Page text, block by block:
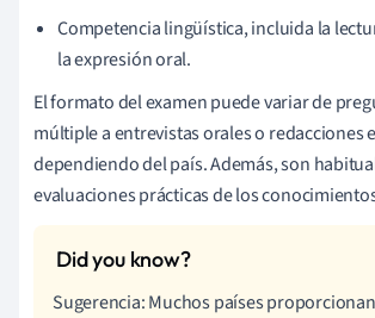
Competencia lingüística, incluida la
la expresión oral.
El formato del examen puede variar de
múltiple a entrevistas orales o redacciones
dependiendo del país. Además, son
evaluaciones prácticas de los
Sugerencia: Muchos países